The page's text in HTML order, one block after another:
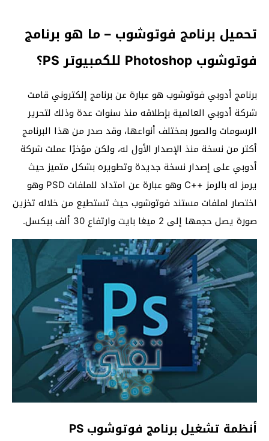
تحميل برنامج فوتوشوب – ما هو برنامج
فوتوشوب Photoshop للكمبيوتر PS؟
برنامج أدوبي فوتوشوب هو عبارة عن برنامج إلكتروني قامت
شركة أدوبي العالمية بإطلاقه منذ سنوات عدة وذلك لتحرير
الرسومات والصور بمختلف أنواعها، وقد صدر من هذا البرنامج
أكثر من نسخة منذ الإصدار الأول له، ولكن مؤخرًا عملت شركة
أدوبي على إصدار نسخة جديدة وتطويره بشكل متميز حيث
يرمز له بالرمز ++C وهو عبارة عن امتداد للملفات PSD وهو
اختصار لملفات مستند فوتوشوب حيث تستطيع من خلاله تخزين
صورة يصل حجمها إلى 2 ميغا بايت وارتفاع 30 ألف بيكسل.
أنظمة تشغيل برنامج فوتوشوب PS